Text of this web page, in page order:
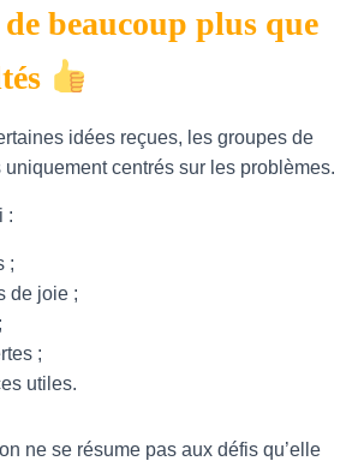
beaucoup plus que
idées reçues, les groupes de
centrés sur les problèmes.
:
;
de joie ;
;
utiles.
ne se résume pas aux défis qu’elle